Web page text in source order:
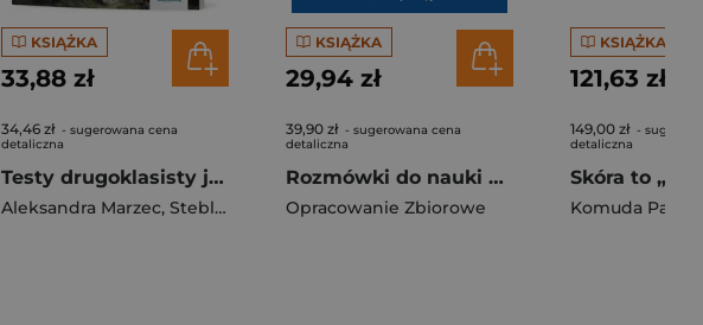
KSIĄŻKA
33,88 zł
34,46 zł - sugerowana cena
detaliczna
Testy drugoklasisty j polski Zadania i odpowedzi
Aleksandra Marzec, Steblecka-Jankowska Magdalena ,Janicka-Szyszko Renata
KSIĄŻKA
29,94 zł
39,90 zł - sugerowana cena
detaliczna
Rozmówki do nauki polsko-angielskie
Opracowanie Zbiorowe
KSIĄŻKA
121,63 zł
149,00 zł -
detaliczna
Komuda